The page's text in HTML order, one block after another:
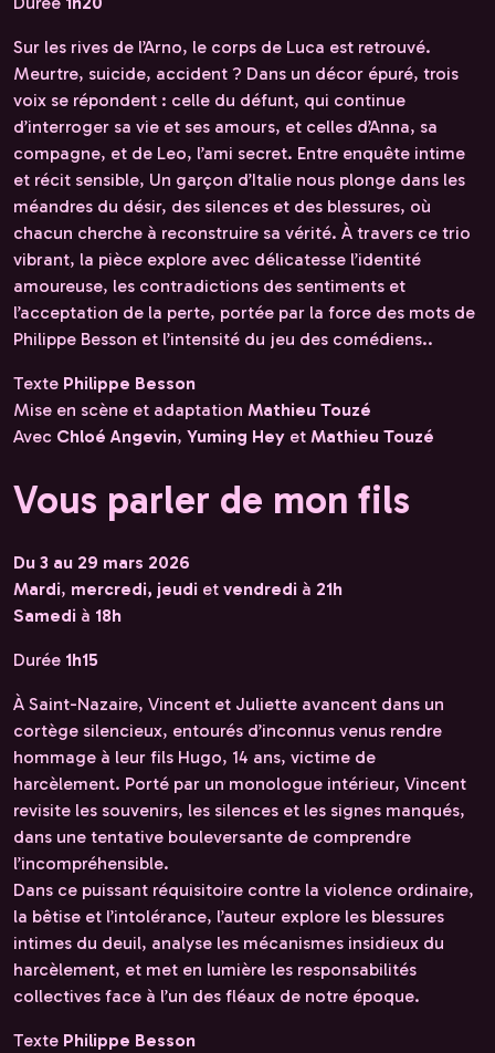
Sur les rives de l’Arno, le corps de Luca est retrouvé.
Meurtre, suicide, accident ? Dans un décor épuré, trois
voix se répondent : celle du défunt, qui continue
d’interroger sa vie et ses amours, et celles d’Anna, sa
compagne, et de Leo, l’ami secret. Entre enquête intime
et récit sensible, Un garçon d’Italie nous plonge dans les
méandres du désir, des silences et des blessures, où
chacun cherche à reconstruire sa vérité. À travers ce trio
vibrant, la pièce explore avec délicatesse l’identité
amoureuse, les contradictions des sentiments et
l’acceptation de la perte, portée par la force des mots de
Philippe Besson et l’intensité du jeu des comédiens..
Texte Philippe Besson
Mise en scène et adaptation Mathieu Touzé
Avec Chloé Angevin, Yuming Hey et Mathieu Touzé
Vous parler de mon fils
Du 3 au 29 mars 2026
Mardi, mercredi, jeudi et vendredi à 21h
Samedi à 18h
Durée 1h15
À Saint-Nazaire, Vincent et Juliette avancent dans un
cortège silencieux, entourés d’inconnus venus rendre
hommage à leur fils Hugo, 14 ans, victime de
harcèlement. Porté par un monologue intérieur, Vincent
revisite les souvenirs, les silences et les signes manqués,
dans une tentative bouleversante de comprendre
l’incompréhensible.
Dans ce puissant réquisitoire contre la violence ordinaire,
la bêtise et l’intolérance, l’auteur explore les blessures
intimes du deuil, analyse les mécanismes insidieux du
harcèlement, et met en lumière les responsabilités
collectives face à l’un des fléaux de notre époque.
Texte Philippe Besson